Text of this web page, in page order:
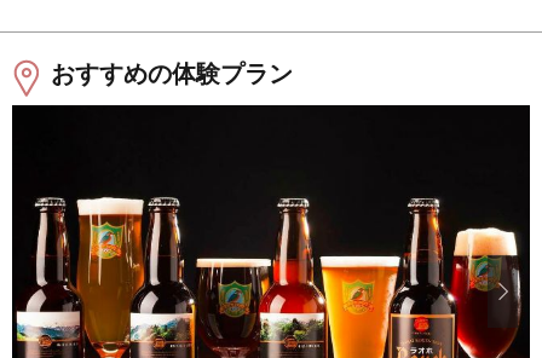
おすすめの体験プラン